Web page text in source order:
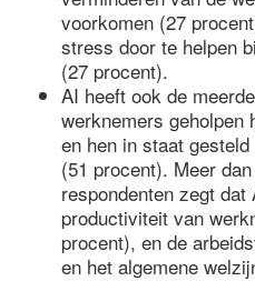
voorkomen (27
stress door te helpen
(27 procent).
AI heeft ook de
werknemers geholpen
en hen in staat
(51 procent). Meer
respondenten zegt
productiviteit van
procent), en de
en het algemene